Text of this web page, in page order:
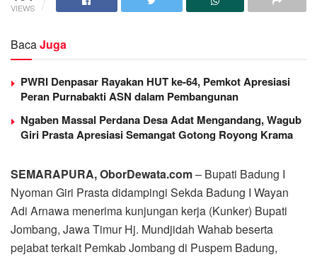
VIEWS
BacaJuga
PWRI Denpasar Rayakan HUT ke-64, Pemkot Apresiasi
Peran Purnabakti ASN dalam Pembangunan
Ngaben Massal Perdana Desa Adat Mengandang, Wagub
Giri Prasta Apresiasi Semangat Gotong Royong Krama
SEMARAPURA, OborDewata.com– Bupati Badung I
Nyoman Giri Prasta didampingi Sekda Badung I Wayan
Adi Arnawa menerima kunjungan kerja (Kunker) Bupati
Jombang, Jawa Timur Hj. Mundjidah Wahab beserta
pejabat terkait Pemkab Jombang di Puspem Badung,